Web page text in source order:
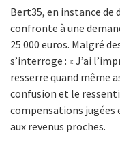
Bert35, en instance de
confronte à une
25 000 euros. Malgré
s’interroge : « J’ai
resserre quand même
confusion et le
compensations jugées
aux revenus proches.